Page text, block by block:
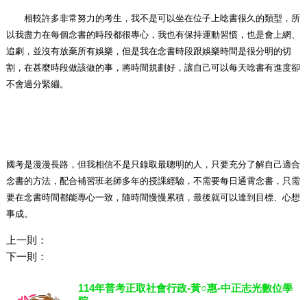
相較許多非常努力的考生，我不是可以坐在位子上唸書很久的類型，所
以我盡力在每個念書的時段都很專心，我也有保持運動習慣，也是會上網、
追劇，並沒有放棄所有娛樂，但是我在念書時段跟娛樂時間是很分明的切
割，在甚麼時段做該做的事，將時間規劃好，讓自己可以每天唸書有進度卻
不會過分緊繃。
國考是漫漫長路，但我相信不是只錄取最聰明的人，只要充分了解自己適合
念書的方法，配合補習班老師多年的授課經驗，不需要每日通霄念書，只需
要在念書時間都能專心一致，隨時間慢慢累積，最後就可以達到目標、心想
事成。
上一則：
下一則：
114年普考正取社會行政-黃○惠-中正志光數位學